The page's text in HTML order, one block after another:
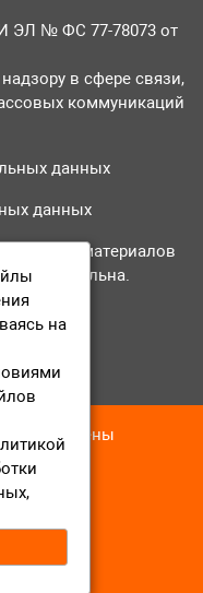
ЭЛ № ФС 77-78073 от
в сфере связи,
коммуникаций
данных
данных
материалов
обязательна.
защищены
на